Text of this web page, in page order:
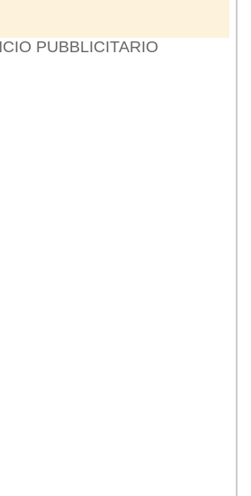
PUBBLICITARIO